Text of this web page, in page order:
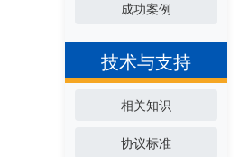
成功案例
技术与支持
相关知识
协议标准